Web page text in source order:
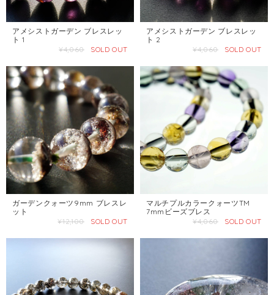
アメシストガーデン ブレスレッ
ト 1
¥4,060
SOLD OUT
アメシストガーデン ブレスレッ
ト 2
¥4,060
SOLD OUT
ガーデンクォーツ9mm ブレスレ
ット
¥12,100
SOLD OUT
マルチプルカラークォーツTM
7mmビーズブレス
¥4,060
SOLD OUT